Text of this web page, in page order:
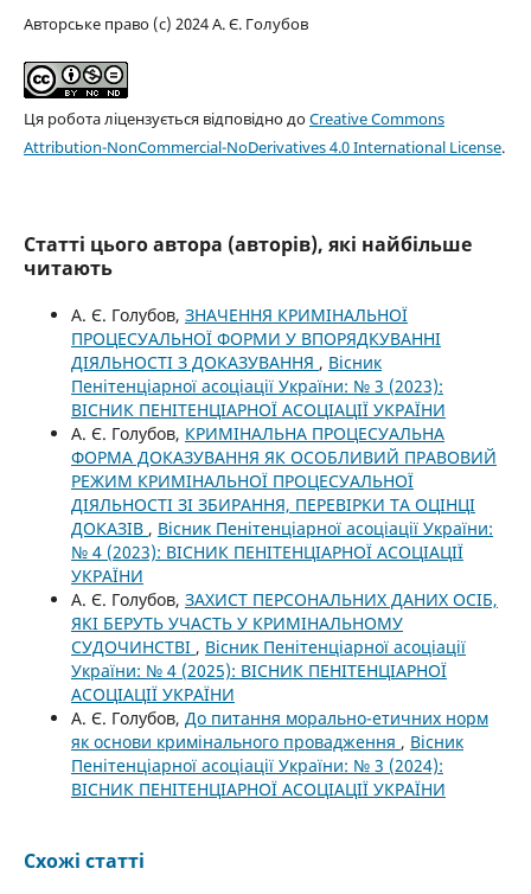
Авторське право (c) 2024 А. Є. Голубов
Ця робота ліцензується відповідно доCreative Commons
Attribution-NonCommercial-NoDerivatives 4.0 International License.
Статті цього автора (авторів), які найбільше
читають
А. Є. Голубов, ЗНАЧЕННЯ КРИМІНАЛЬНОЇ
ПРОЦЕСУАЛЬНОЇ ФОРМИ У ВПОРЯДКУВАННІ
ДІЯЛЬНОСТІ З ДОКАЗУВАННЯ , Вісник
Пенітенціарної асоціації України: № 3 (2023):
ВІСНИК ПЕНІТЕНЦІАРНОЇ АСОЦІАЦІЇ УКРАЇНИ
А. Є. Голубов, КРИМІНАЛЬНА ПРОЦЕСУАЛЬНА
ФОРМА ДОКАЗУВАННЯ ЯК ОСОБЛИВИЙ ПРАВОВИЙ
РЕЖИМ КРИМІНАЛЬНОЇ ПРОЦЕСУАЛЬНОЇ
ДІЯЛЬНОСТІ ЗІ ЗБИРАННЯ, ПЕРЕВІРКИ ТА ОЦІНЦІ
ДОКАЗІВ , Вісник Пенітенціарної асоціації України:
№ 4 (2023): ВІСНИК ПЕНІТЕНЦІАРНОЇ АСОЦІАЦІЇ
УКРАЇНИ
А. Є. Голубов, ЗАХИСТ ПЕРСОНАЛЬНИХ ДАНИХ ОСІБ,
ЯКІ БЕРУТЬ УЧАСТЬ У КРИМІНАЛЬНОМУ
СУДОЧИНСТВІ , Вісник Пенітенціарної асоціації
України: № 4 (2025): ВІСНИК ПЕНІТЕНЦІАРНОЇ
АСОЦІАЦІЇ УКРАЇНИ
А. Є. Голубов, До питання морально-етичних норм
як основи кримінального провадження , Вісник
Пенітенціарної асоціації України: № 3 (2024):
ВІСНИК ПЕНІТЕНЦІАРНОЇ АСОЦІАЦІЇ УКРАЇНИ
Схожі статті